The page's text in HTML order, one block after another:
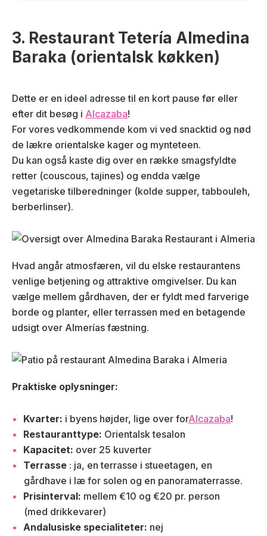
3. Restaurant Tetería Almedina
Baraka (orientalsk køkken)
Dette er en ideel adresse til en kort pause før eller
efter dit besøg i Alcazaba!
For vores vedkommende kom vi ved snacktid og nød
de lækre orientalske kager og mynteteen.
Du kan også kaste dig over en række smagsfyldte
retter (couscous, tajines) og endda vælge
vegetariske tilberedninger (kolde supper, tabbouleh,
berberlinser).
Hvad angår atmosfæren, vil du elske restaurantens
venlige betjening og attraktive omgivelser. Du kan
vælge mellem gårdhaven, der er fyldt med farverige
borde og planter, eller terrassen med en betagende
udsigt over Almerías fæstning.
Praktiske oplysninger:
Kvarter: i byens højder, lige over forAlcazaba!
Restauranttype: Orientalsk tesalon
Kapacitet: over 25 kuverter
Terrasse : ja, en terrasse i stueetagen, en
gårdhave i læ for solen og en panoramaterrasse.
Prisinterval: mellem €10 og €20 pr. person
(med drikkevarer)
Andalusiske specialiteter: nej